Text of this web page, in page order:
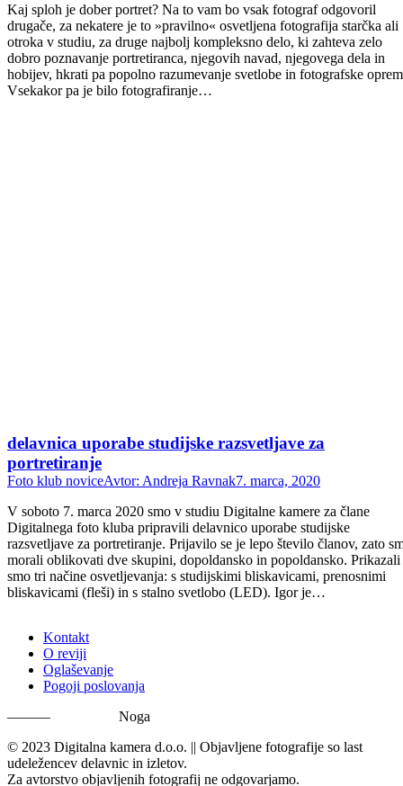
Kaj sploh je dober portret? Na to vam bo vsak fotograf odgovoril
drugače, za nekatere je to »pravilno« osvetljena fotografija starčka ali
otroka v studiu, za druge najbolj kompleksno delo, ki zahteva zelo
dobro poznavanje portretiranca, njegovih navad, njegovega dela in
hobijev, hkrati pa popolno razumevanje svetlobe in fotografske
Vsekakor pa je bilo fotografiranje…
delavnica uporabe studijske razsvetljave za
portretiranje
Foto klub noviceAvtor: Andreja Ravnak7. marca, 2020
V soboto 7. marca 2020 smo v studiu Digitalne kamere za člane
Digitalnega foto kluba pripravili delavnico uporabe studijske
razsvetljave za portretiranje. Prijavilo se je lepo število članov, zato
morali oblikovati dve skupini, dopoldansko in popoldansko. Prikazali
smo tri načine osvetljevanja: s studijskimi bliskavicami, prenosnimi
bliskavicami (fleši) in s stalno svetlobo (LED). Igor je…
Kontakt
O reviji
Oglaševanje
Pogoji poslovanja
———
Noga
© 2023 Digitalna kamera d.o.o. || Objavljene fotografije so last
udeležencev delavnic in izletov.
Za avtorstvo objavljenih fotografij ne odgovarjamo.